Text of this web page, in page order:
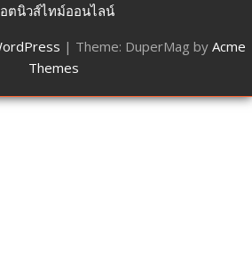
ตนิวส์ไทม์ออนไลน์
| Theme: DuperMag by Acme
Themes